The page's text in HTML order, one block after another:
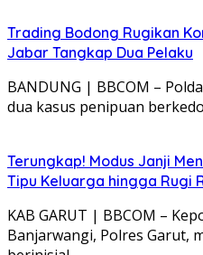
Trading Bodong Rugikan
Jabar Tangkap Dua Pelaku
BANDUNG | BBCOM –
dua kasus penipuan
Terungkap! Modus Janji
Tipu Keluarga hingga Rugi
KAB GARUT | BBCOM –
Banjarwangi, Polres Garut,